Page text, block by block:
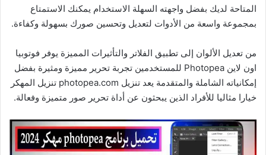
المتاحة لديك بفضل واجهته السهلة الاستخدام يمكنك الاستمتاع
بمجموعة واسعة من الأدوات لتعديل وتحسين صورك بسهولة وكفاءة.
من تعديل الألوان إلى تطبيق الفلاتر والتأثيرات المميزة يوفر فوتوبيا
اون لاين Photopea للمستخدمين تجربة تحرير مميزة ومثيرة بفضل
إمكانياته الشاملة والمتقدمة يعد تنزيل photopea.com تنزيل المهكر
خيارا مثاليا للأفراد الذين يبحثون عن أداة تحرير صور متميزة وفعالة.